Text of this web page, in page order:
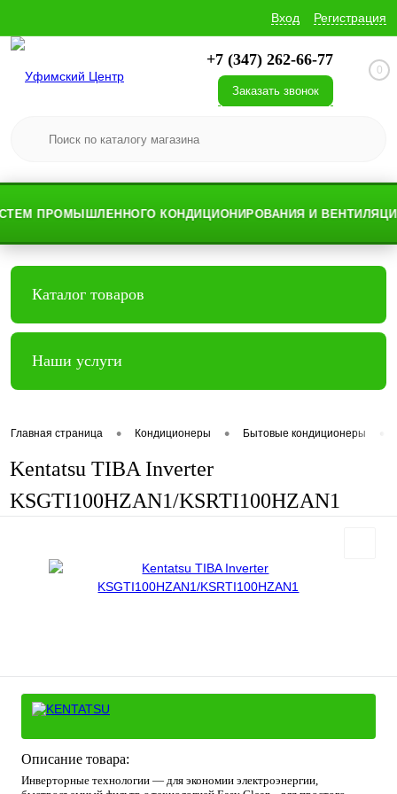
Вход Регистрация
+7 (347) 262-66-77
Заказать звонок
0
ПРОМЫШЛЕННОГО КОНДИЦИОНИРОВАНИЯ И ВЕНТИЛЯЦИИ
Каталог товаров
Наши услуги
Главная страница • Кондиционеры • Бытовые кондиционеры
Kentatsu TIBA Inverter
KSGTI100HZAN1/KSRTI100HZAN1
Описание товара:
Инверторные технологии — для экономии электроэнергии,